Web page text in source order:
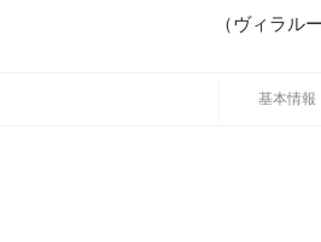
（ヴィラル
基本情報